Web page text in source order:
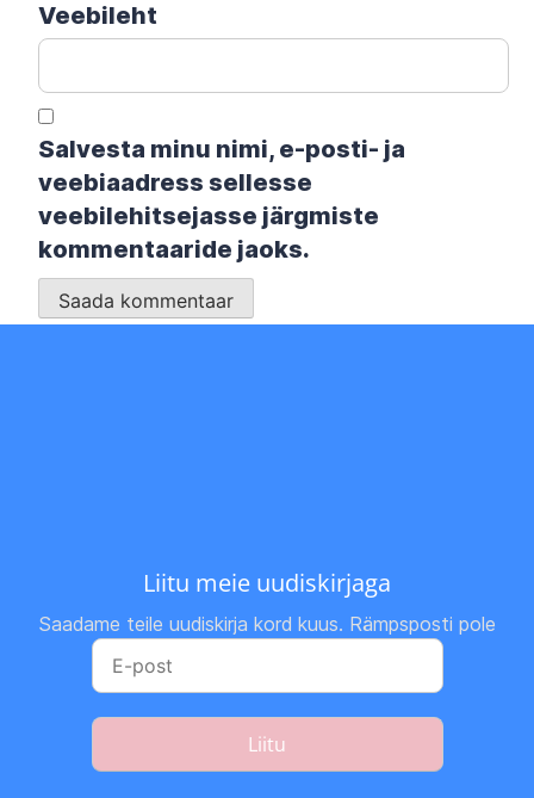
Veebileht
Salvesta minu nimi, e-posti- ja
veebiaadress sellesse
veebilehitsejasse järgmiste
kommentaaride jaoks.
Liitu meie uudiskirjaga
Saadame teile uudiskirja kord kuus. Rämpsposti pole
Liitu